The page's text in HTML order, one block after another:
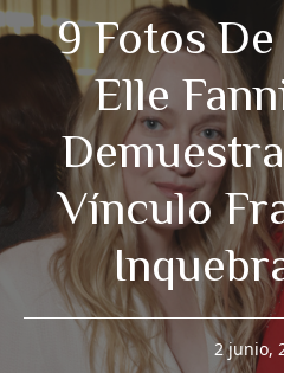
9 Fotos
Elle
Vínculo
2 junio,